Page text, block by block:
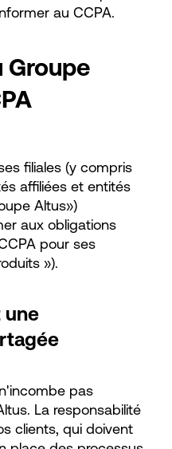
au CCPA.
Groupe
filiales (y compris
affiliées et entités
Altus»)
aux obligations
pour ses
»).
une
pas
La responsabilité
clients, qui doivent